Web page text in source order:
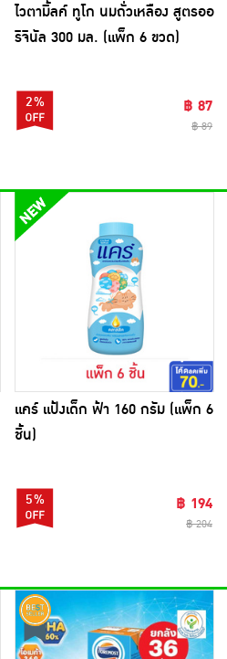
ไวตามิ้ลค์ ทูโก นมถั่วเหลือง สูตรออ
ริจินัล 300 มล. (แพ็ก 6 ขวด)
2% ฿ 87
฿ 89
แคร์ แป้งเด็ก ฟ้า 160 กรัม (แพ็ก 6
ชิ้น)
5% ฿ 194
฿ 204